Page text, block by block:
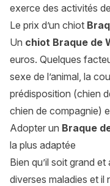
exerce des activités
Le prix d’un chiot
Un chiot Braque de
euros. Quelques
sexe de l’animal, la
prédisposition (chien
chien de compagnie)
Adopter un Braque
la plus adaptée
Bien qu’il soit grand
diverses maladies et il